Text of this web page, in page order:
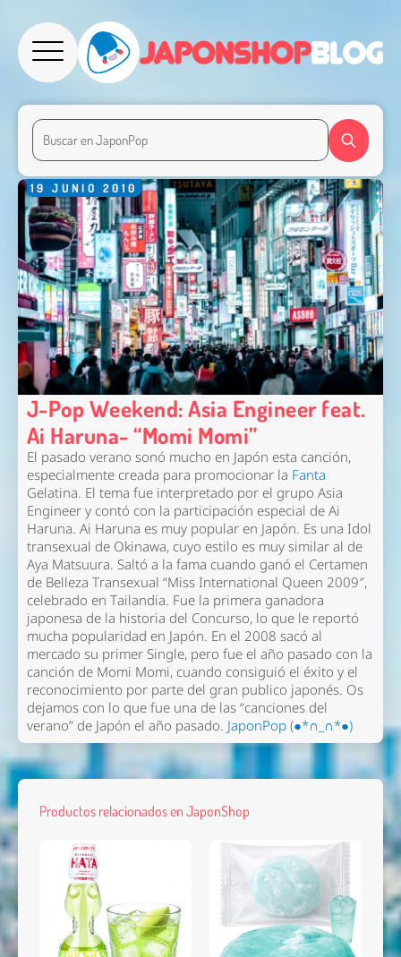
19 JUNIO 2010
J-Pop Weekend: Asia Engineer feat.
Ai Haruna- “Momi Momi”
El pasado verano sonó mucho en Japón esta canción,
especialmente creada para promocionar la Fanta
Gelatina. El tema fue interpretado por el grupo Asia
Engineer y contó con la participación especial de Ai
Haruna. Ai Haruna es muy popular en Japón. Es una Idol
transexual de Okinawa, cuyo estilo es muy similar al de
Aya Matsuura. Saltó a la fama cuando ganó el Certamen
de Belleza Transexual “Miss International Queen 2009″,
celebrado en Tailandia. Fue la primera ganadora
japonesa de la historia del Concurso, lo que le reportó
mucha popularidad en Japón. En el 2008 sacó al
mercado su primer Single, pero fue el año pasado con la
canción de Momi Momi, cuando consiguió el éxito y el
reconocimiento por parte del gran publico japonés. Os
dejamos con lo que fue una de las “canciones del
verano” de Japón el año pasado. JaponPop (●*∩_∩*●)
Productos relacionados en JaponShop